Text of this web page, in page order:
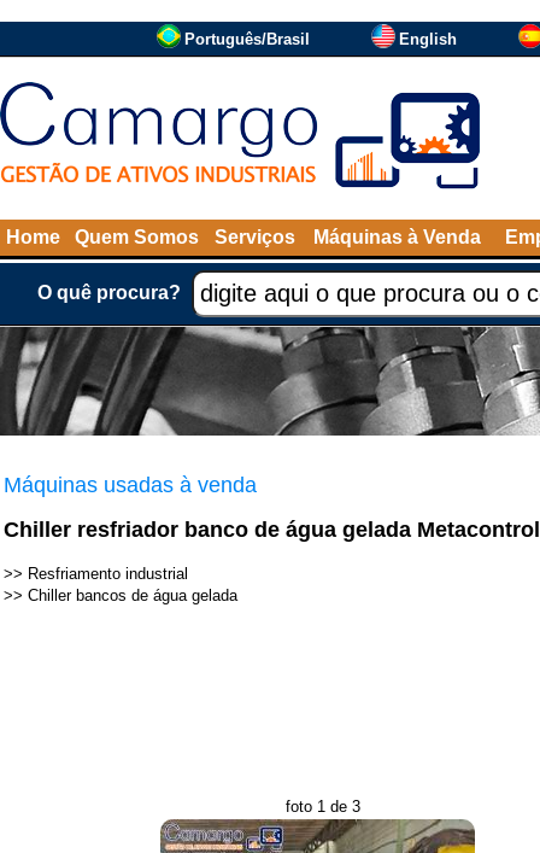
Português/Brasil English
Home Quem Somos Serviços Máquinas à Venda
O quê procura?
Máquinas usadas à venda
Chiller resfriador banco de água gelada
>> Resfriamento industrial
>> Chiller bancos de água gelada
foto 1 de 3